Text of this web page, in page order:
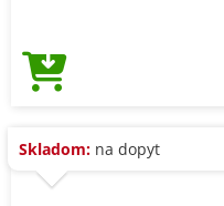
Skladom: na dopyt